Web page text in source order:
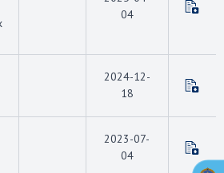
04
2024-12-
18
2023-07-
04